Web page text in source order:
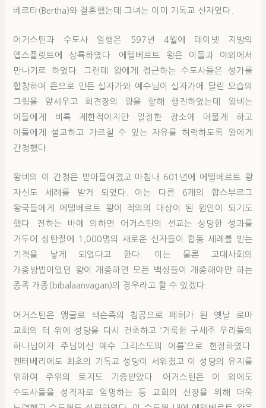
베르타(Bertha)와 결혼했는데 그녀는 이미 기독교 신자였다.
어거스틴과 수도사 일행은 597년 4월에 테이넷 지방의
엡스플릿트에 상륙하였다. 에텔베르트 왕은 이들과 야외에서
만나기로 하였다. 그런데 왕에게 접근하는 수도사들은 성가를
합창하며 은으로 만든 십자가와 예수님이 십자가에 달린 모습의
그림을 앞세우고 회견장의 왕을 향해 행진하였는데 왕비는
이들에게 비록 제한적이지만 일정한 장소에 머물게 하고
이들에게 설교하고 가르칠 수 있는 자유를 허락하도록 왕에게
간청했다.
왕비의 이 간청은 받아들여졌고 마침내 601년에 에텔베르트 왕
자신도 세례를 받게 되었다. 이는 다른 6개의 합스부르그
왕국들에게 에텔베르트 왕이 적의의 대상이 된 원인이 되기도
했다. 전하는 바에 의하면 어거스틴의 선교는 상당한 성과를
거두어 성탄절에 1,000명의 새로운 신자들이 합동 세례를 받는
기적을 낳게 되었다고 한다. 이는 물론 고대사회의
개종방법이었던 왕이 개종하면 모든 백성들이 개종해야만 하는
종족 개종(bibalaanvagan)의 경우라고 할 수 있겠다.
어거스틴은 앵글로 색슨족의 침공으로 폐허가 된 옛날 로마
교회의 터 위에 성당을 다시 건축하고 ‘거룩한 구세주 우리들의
하나님이자 주님이신 예수 그리스도의 이름’으로 헌정하였다.
켄터베리에도 최초의 기독교 성당이 세워졌고 이 성당의 유지를
위하여 주위의 토지도 기증받았다. 어거스틴은 이 외에도
수도사들을 성직자로 임명하는 등 교회의 신장을 위해 더욱